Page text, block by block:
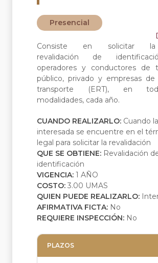
Presencial
Consiste en solicitar la
revalidación de
operadores y conductores de
público, privado y empresas
transporte (ERT), en
modalidades, cada año.
CUANDO REALIZARLO: Cuando
interesada se encuentre en el
legal para solicitar la revalidación
QUE SE OBTIENE: Revalidación
identificación
VIGENCIA: 1 AÑO
COSTO: 3.00 UMAS
QUIEN PUEDE REALIZARLO:
AFIRMATIVA FICTA: No
REQUIERE INSPECCIÓN: No
PLAZOS